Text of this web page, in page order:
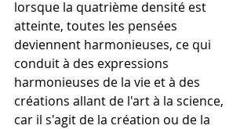
lorsque la quatrième densité est
atteinte, toutes les pensées
deviennent harmonieuses, ce qui
conduit à des expressions
harmonieuses de la vie et à des
créations allant de l'art à la science,
car il s'agit de la création ou de la